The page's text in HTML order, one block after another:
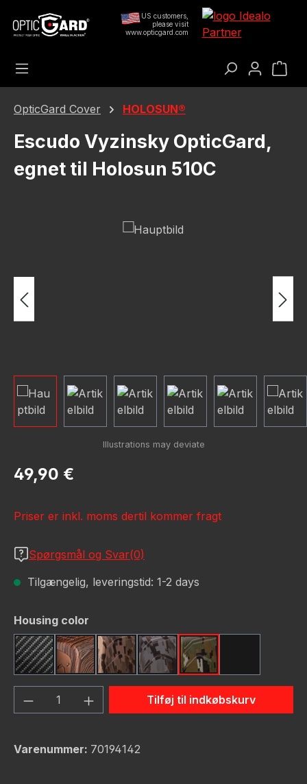
Gå til hovedindhold
US customers,
please visit
www.opticgard.com
OpticGard Cover HOLOSUN®
Escudo Vyzinsky OpticGard,
egnet til Holosun 510C
Spring over billedgalleri
Almindelig pris:
49,90 €
Priser er inkl. moms dertil kommer fragt
Spørgsmål og Svar(0)
Tilgængelig, leveringstid: 1-2 days
Vælg
Housing color
Carbon FiberDark WoodFDE CamoGunmetal CamoOD Green Camo
Produktmængde: Indtast det ønskede
Tilføj til indkøbskurv
Varenummer: 70194142